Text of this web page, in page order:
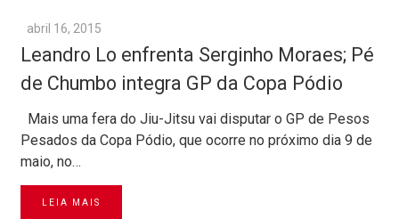
abril 16, 2015
Leandro Lo enfrenta Serginho Moraes; Pé
de Chumbo integra GP da Copa Pódio
Mais uma fera do Jiu-Jitsu vai disputar o GP de Pesos
Pesados da Copa Pódio, que ocorre no próximo dia 9 de
maio, no…
LEIA MAIS